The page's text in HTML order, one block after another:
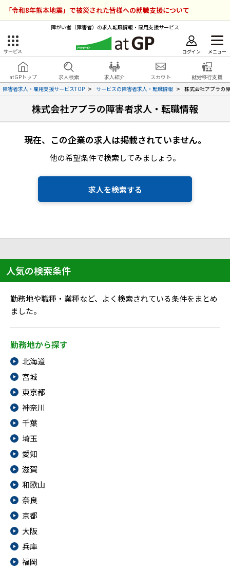
「令和8年熊本地震」で被災された皆様への就職支援について
障がい者（障害者）の求人転職情報・雇用支援サービス
サービス ログイン メニュー
atGPトップ 求人検索 求人紹介 スカウト
就労移行支援
障害者求人・雇用支援サービスTOP
サービスの障害者求人・転職情報 株式会社アプラの
株式会社アプラの障害者求人・転職情報
現在、この企業の求人は掲載されていません。
他の希望条件で検索してみましょう。
求人を検索する
人気の検索条件
勤務地や職種・業種など、よく検索されている条件をまとめ
ました。
勤務地から探す
北海道
宮城
東京都
神奈川
千葉
埼玉
愛知
滋賀
和歌山
奈良
京都
大阪
兵庫
福岡
障害者雇用のアットジーピー
サービスラインナップ
就転職支援サービス
障害者専門の就転職支援サービス
障害者アスリート専門の就転職支援サービス
障害のある新卒学生専門の就職エージェントサービス
求人検索・スカウトサービス
障害者専門の求人検索・スカウトサービス
就労移行支援サービス
障害別専門支援の就労移行支援サービス
IT・Web制作スキルを身につける就労移行支援サービス
ソーシャルファームサービス
しいたけ生産で実現する
新しい障害者雇用支援サービス
ログイン 会員登録 無料
atGPトップ
各種サービス
就職・転職ノウハウ
お問い合わせ・よくある質問
よくある質問
採用をお考えの企業様はこちら